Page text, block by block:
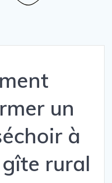
un
à
rural